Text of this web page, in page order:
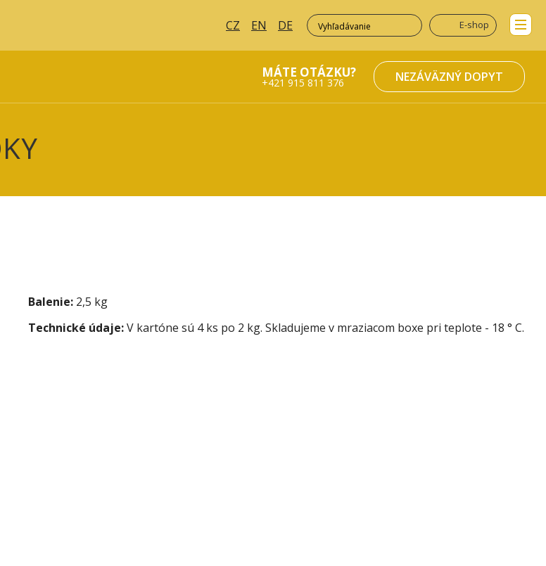
CZ EN DE E-shop
MÁTE OTÁZKU?
+421 915 811 376 NEZÁVÄZNÝ DOPYT
Balenie:2,5 kg
Technické údaje:V kartóne sú 4 ks po 2 kg. Skladujeme v mraziacom boxe pri teplote - 18 ° C.